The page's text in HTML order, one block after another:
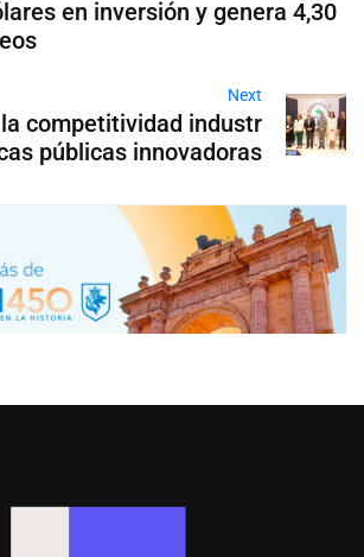
en inversión y genera 4,30
Next
competitividad industr
públicas innovadoras